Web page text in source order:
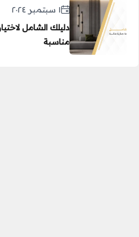
١ سبتمبر ٢٠٢٤
دليلك الشامل
مناسبة